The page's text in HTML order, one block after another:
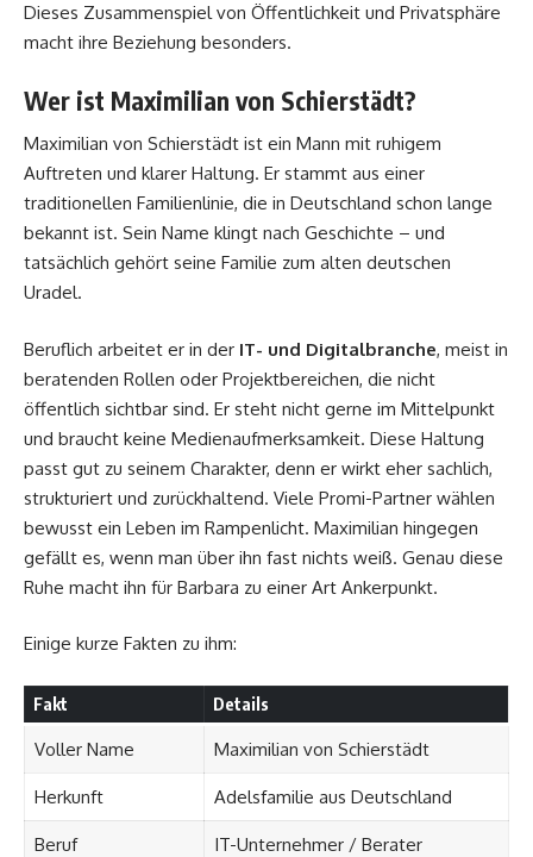
Dieses Zusammenspiel von Öffentlichkeit und Privatsphäre
macht ihre Beziehung besonders.
Wer ist Maximilian von Schierstädt?
Maximilian von Schierstädt ist ein Mann mit ruhigem
Auftreten und klarer Haltung. Er stammt aus einer
traditionellen Familienlinie, die in Deutschland schon lange
bekannt ist. Sein Name klingt nach Geschichte – und
tatsächlich gehört seine Familie zum alten deutschen
Uradel.
Beruflich arbeitet er in der IT- und Digitalbranche, meist in
beratenden Rollen oder Projektbereichen, die nicht
öffentlich sichtbar sind. Er steht nicht gerne im Mittelpunkt
und braucht keine Medienaufmerksamkeit. Diese Haltung
passt gut zu seinem Charakter, denn er wirkt eher sachlich,
strukturiert und zurückhaltend. Viele Promi-Partner wählen
bewusst ein Leben im Rampenlicht. Maximilian hingegen
gefällt es, wenn man über ihn fast nichts weiß. Genau diese
Ruhe macht ihn für Barbara zu einer Art Ankerpunkt.
Einige kurze Fakten zu ihm:
Fakt Details
Voller Name Maximilian von Schierstädt
Herkunft Adelsfamilie aus Deutschland
Beruf IT-Unternehmer / Berater